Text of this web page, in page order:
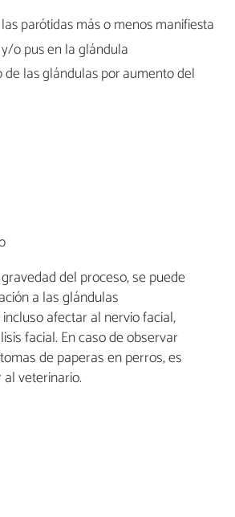
parótidas más o menos manifiesta
o pus en la glándula
de las glándulas por aumento del
del proceso, se puede
a las glándulas
afectar al nervio facial,
facial. En caso de observar
de paperas en perros, es
veterinario.